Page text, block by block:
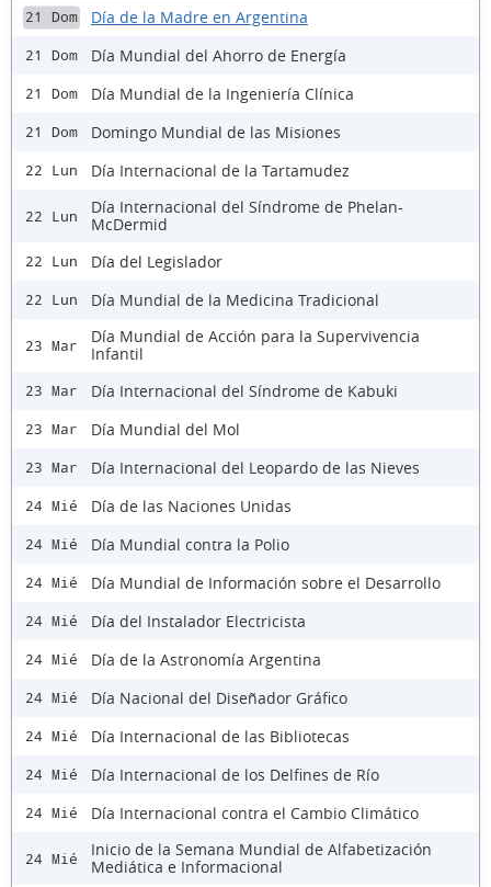
21 Dom Día de la Madre en Argentina
21 Dom Día Mundial del Ahorro de Energía
21 Dom Día Mundial de la Ingeniería Clínica
21 Dom Domingo Mundial de las Misiones
22 Lun Día Internacional de la Tartamudez
22 Lun
Día Internacional del Síndrome de Phelan-
McDermid
22 Lun Día del Legislador
22 Lun Día Mundial de la Medicina Tradicional
23 Mar
Día Mundial de Acción para la Supervivencia
Infantil
23 Mar Día Internacional del Síndrome de Kabuki
23 Mar Día Mundial del Mol
23 Mar Día Internacional del Leopardo de las Nieves
24 Mié Día de las Naciones Unidas
24 Mié Día Mundial contra la Polio
24 Mié Día Mundial de Información sobre el Desarrollo
24 Mié Día del Instalador Electricista
24 Mié Día de la Astronomía Argentina
24 Mié Día Nacional del Diseñador Gráfico
24 Mié Día Internacional de las Bibliotecas
24 Mié Día Internacional de los Delfines de Río
24 Mié Día Internacional contra el Cambio Climático
24 Mié
Inicio de la Semana Mundial de Alfabetización
Mediática e Informacional